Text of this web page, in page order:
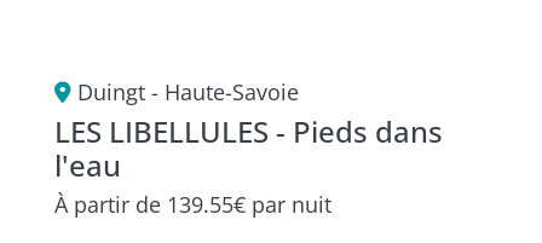
Duingt - Haute-Savoie
LES LIBELLULES - Pieds dans
l'eau
À partir de 139.55€ par nuit